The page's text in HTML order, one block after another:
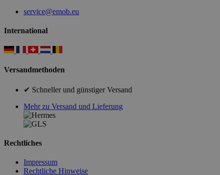
service@emob.eu
International
Versandmethoden
✔ Schneller und günstiger Versand
Mehr zu Versand und Lieferung
Rechtliches
Impressum
Rechtliche Hinweise